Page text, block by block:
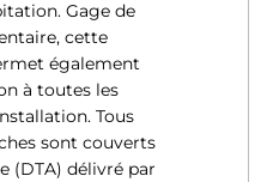
Gage de
cette
également
à toutes les
Tous
sont couverts
(DTA) délivré par